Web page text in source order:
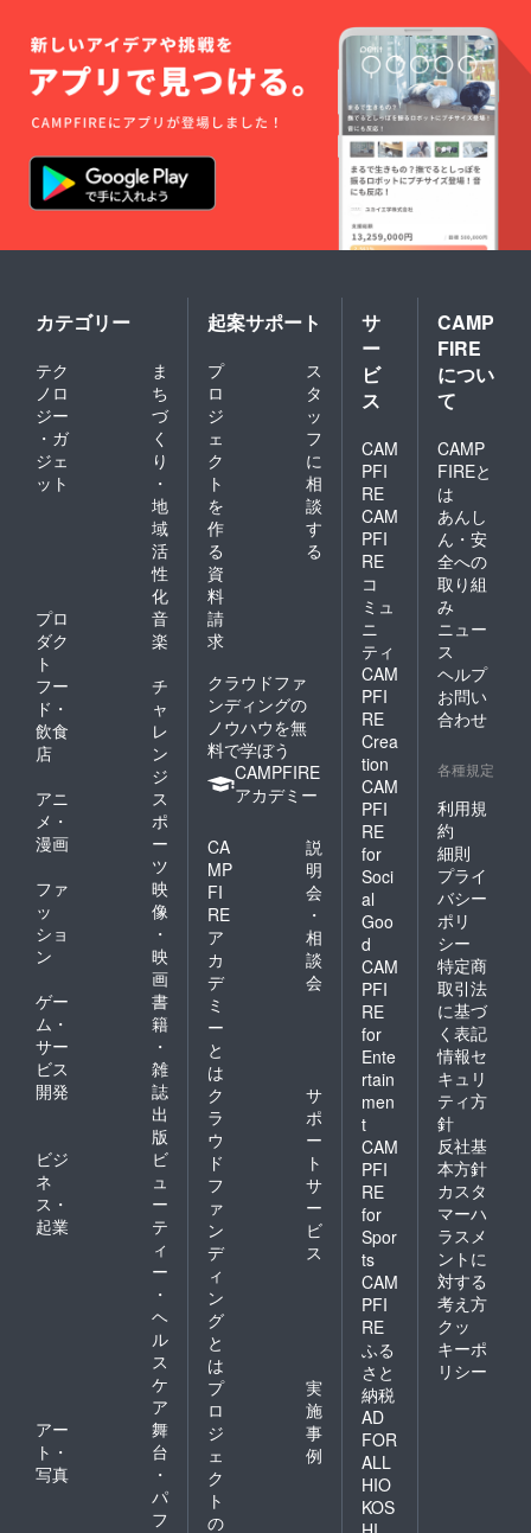
カテゴリー
テク
ノロ
ジー
・ガ
ジェ
ット
ま
ち
づ
く
り
・
地
域
活
性
化
プロ
ダク
ト
音
楽
フー
ド・
飲食
店
チ
ャ
レ
ン
ジ
アニ
メ・
漫画
ス
ポ
ー
ツ
ファ
ッ
ショ
ン
映
像
・
映
画
ゲー
ム・
サー
ビス
開発
書
籍
・
雑
誌
出
版
ビジ
ネ
ス・
起業
ビ
ュ
ー
テ
ィ
ー
・
ヘ
ル
ス
ケ
ア
アー
ト・
写真
舞
台
・
パ
フ
起案サポート
プ
ロ
ジ
ェ
ク
ト
を
作
る
ス
タ
ッ
フ
に
相
談
す
る
資
料
請
求
クラウドファ
ンディングの
ノウハウを無
料で学ぼう
CAMPFIRE
アカデミー
CA
MP
FI
RE
ア
カ
デ
ミ
ー
と
は
説
明
会
・
相
談
会
ク
ラ
ウ
ド
フ
ァ
ン
デ
ィ
ン
グ
と
は
サ
ポ
ー
ト
サ
ー
ビ
ス
プ
ロ
ジ
ェ
ク
ト
の
実
施
事
例
サ
ー
ビ
ス
CAM
PFI
RE
CAM
PFI
RE
コ
ミュ
ニ
ティ
CAM
PFI
RE
Crea
tion
CAM
PFI
RE
for
Soci
al
Goo
d
CAM
PFI
RE
for
Ente
rtain
men
t
CAM
PFI
RE
for
Spor
ts
CAM
PFI
RE
ふる
さと
納税
AD
FOR
ALL
HIO
KOS
CAMP
FIRE
につい
て
CAMP
FIREと
は
あんし
ん・安
全への
取り組
み
ニュー
ス
ヘルプ
お問い
合わせ
各種規定
利用規
約
細則
プライ
バシー
ポリ
シー
特定商
取引法
に基づ
く表記
情報セ
キュリ
ティ方
針
反社基
本方針
カスタ
マーハ
ラスメ
ントに
対する
考え方
クッ
キーポ
リシー